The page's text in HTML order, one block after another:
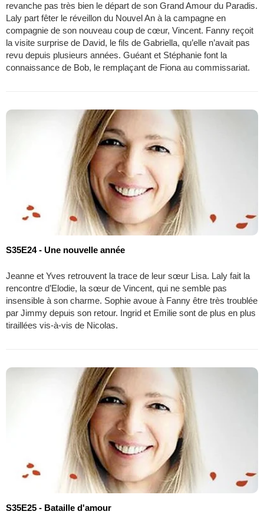
revanche pas très bien le départ de son Grand Amour du Paradis.
Laly part fêter le réveillon du Nouvel An à la campagne en
compagnie de son nouveau coup de cœur, Vincent. Fanny reçoit
la visite surprise de David, le fils de Gabriella, qu’elle n’avait pas
revu depuis plusieurs années. Guéant et Stéphanie font la
connaissance de Bob, le remplaçant de Fiona au commissariat.
S35E24 - Une nouvelle année
Jeanne et Yves retrouvent la trace de leur sœur Lisa. Laly fait la
rencontre d’Elodie, la sœur de Vincent, qui ne semble pas
insensible à son charme. Sophie avoue à Fanny être très troublée
par Jimmy depuis son retour. Ingrid et Emilie sont de plus en plus
tiraillées vis-à-vis de Nicolas.
S35E25 - Bataille d'amour